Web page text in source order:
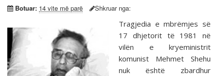
Botuar: 14 vite më parë Shkruar nga:
Tragjedia e mbrëmjes së
17 dhjetorit të 1981 në
vilën e kryeministrit
komunist Mehmet Shehu
nuk është zbardhur